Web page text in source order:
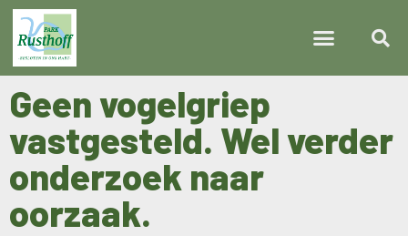
Geen vogelgriep
vastgesteld. Wel verder
onderzoek naar
oorzaak.